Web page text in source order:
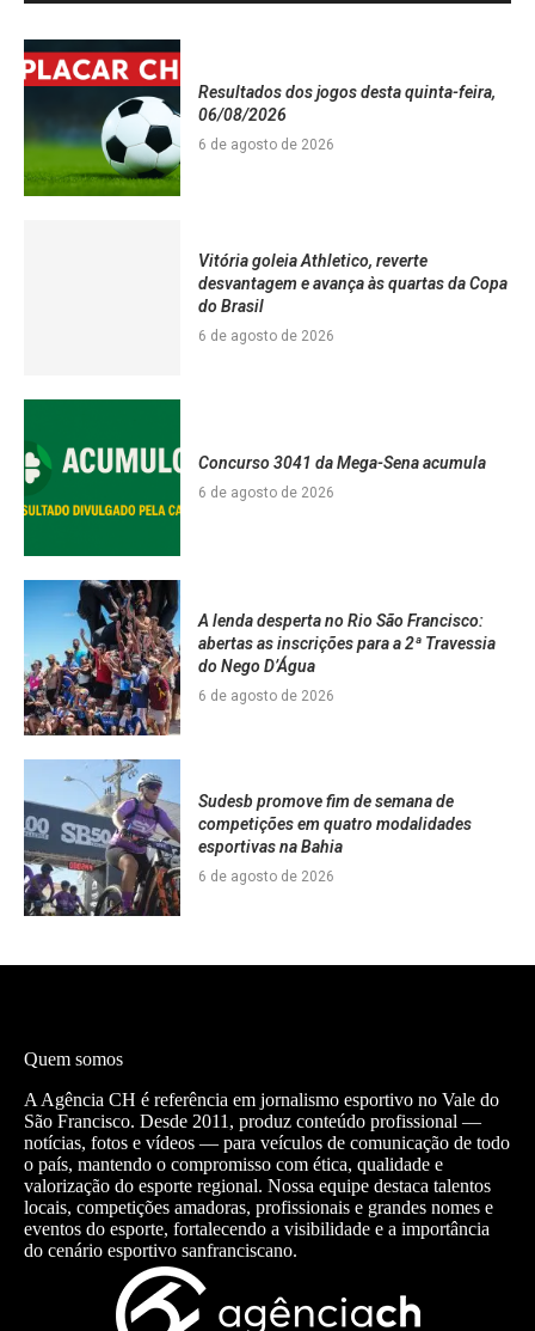
Resultados dos jogos desta quinta-feira,
06/08/2026
6 de agosto de 2026
Vitória goleia Athletico, reverte
desvantagem e avança às quartas da Copa
do Brasil
6 de agosto de 2026
Concurso 3041 da Mega-Sena acumula
6 de agosto de 2026
A lenda desperta no Rio São Francisco:
abertas as inscrições para a 2ª Travessia
do Nego D’Água
6 de agosto de 2026
Sudesb promove fim de semana de
competições em quatro modalidades
esportivas na Bahia
6 de agosto de 2026
Quem somos
A Agência CH é referência em jornalismo esportivo no Vale do
São Francisco. Desde 2011, produz conteúdo profissional —
notícias, fotos e vídeos — para veículos de comunicação de todo
o país, mantendo o compromisso com ética, qualidade e
valorização do esporte regional. Nossa equipe destaca talentos
locais, competições amadoras, profissionais e grandes nomes e
eventos do esporte, fortalecendo a visibilidade e a importância
do cenário esportivo sanfranciscano.